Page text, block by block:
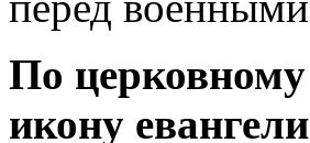
По
икону